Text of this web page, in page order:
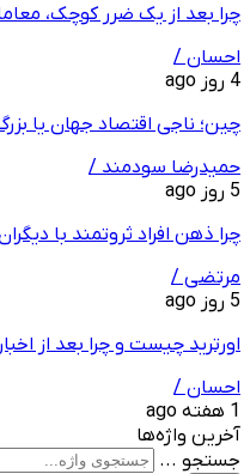
چرا بعد از یک ضرر کوچک،
احسان /
4 روز ago
چین؛ ناجی اقتصاد جهان یا
حمیدرضا سودمند /
5 روز ago
چرا ذهن افراد ثروتمند با
مرتضی /
5 روز ago
اورترید چیست و چرا بعد از
احسان /
1 هفته ago
آخرین واژه‌ها
جستجو ...